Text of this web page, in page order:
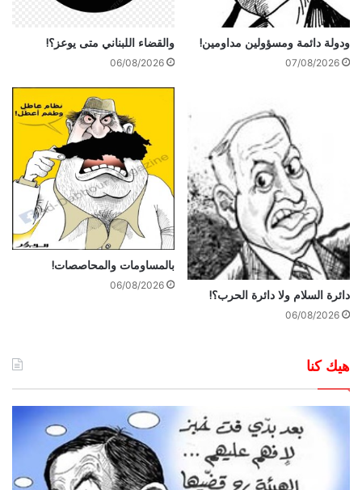
ودولة دائمة ومسؤولين مداومين!
07/08/2026
والقضاء اللبناني متى يوعز؟!
06/08/2026
دائرة السلام ولا دائرة الحرب؟!
06/08/2026
بالمساومات والمحاصصات!
06/08/2026
هيك كنا